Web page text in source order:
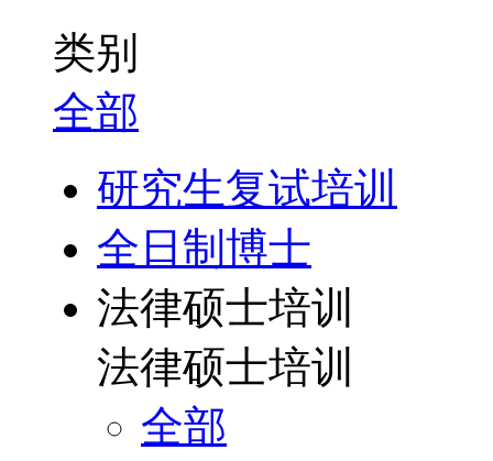
类别
全部
研究生复试培训
全日制博士
法律硕士培训
法律硕士培训
全部